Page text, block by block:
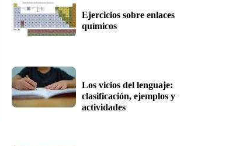
Ejercicios sobre enlaces
químicos
Los vicios del lenguaje:
clasificación, ejemplos y
actividades